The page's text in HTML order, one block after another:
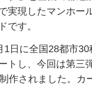
実現したマンホー
です。
1日に全国28都市
トし、今回は第三
作されました。カ